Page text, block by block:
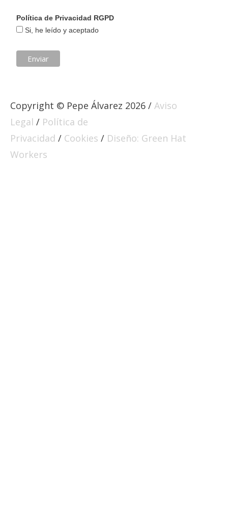
Política de Privacidad RGPD
Si, he leído y aceptado
Copyright © Pepe Álvarez 2026 / Aviso
Legal / Política de
Privacidad / Cookies / Diseño: Green Hat
Workers